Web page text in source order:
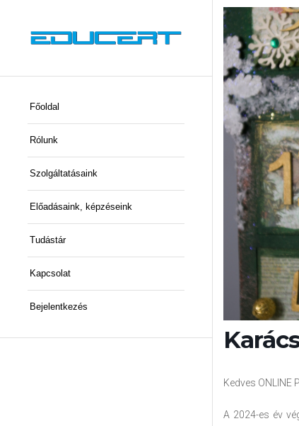
Főoldal
Rólunk
Szolgáltatásaink
Előadásaink, képzéseink
Tudástár
Kapcsolat
Bejelentkezés
Kedves ONLINE
A 2024-es év